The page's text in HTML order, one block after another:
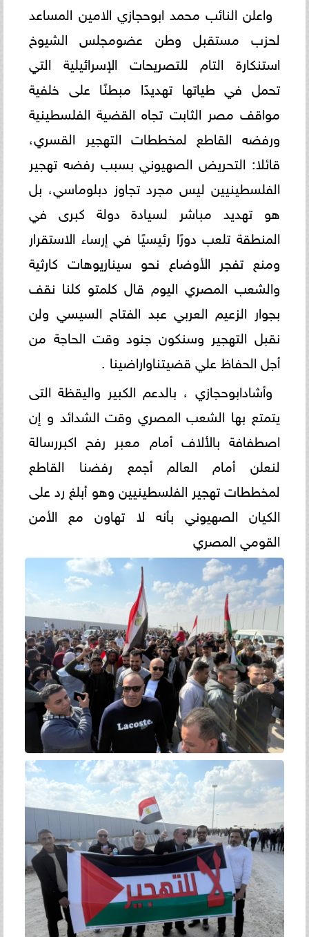
واعلن النائب محمد ابوحجازي الامين المساعد
لحزب مستقبل وطن عضومجلس الشيوخ
استنكارة التام للتصريحات الإسرائيلية التي
تحمل في طياتها تهديدًا مبطنًا على خلفية
مواقف مصر الثابت تجاه القضية الفلسطينية
ورفضه القاطع لمخططات التهجير القسري،
قائلا: التحريض الصهيوني بسبب رفضه تهجير
الفلسطينيين ليس مجرد تجاوز دبلوماسي، بل
هو تهديد مباشر لسيادة دولة كبرى في
المنطقة تلعب دورًا رئيسيًا في إرساء الاستقرار
ومنع تفجر الأوضاع نحو سيناريوهات كارثية
والشعب المصري اليوم قال كلمتو كلنا نقف
بجوار الزعيم العربي عبد الفتاح السيسي ولن
نقبل التهجير وسنكون جنود وقت الحاجة من
أجل الحفاظ علي قضيتناواراضينا .
وأشادابوحجازي ، بالدعم الكبير واليقظة التى
يتمتع بها الشعب المصري وقت الشدائد و إن
اصطفافة بالألاف أمام معبر رفح اكبررسالة
لنعلن أمام العالم أجمع رفضنا القاطع
لمخططات تهجير الفلسطينيين وهو أبلغ رد على
الكيان الصهيوني بأنه لا تهاون مع الأمن
القومي المصري